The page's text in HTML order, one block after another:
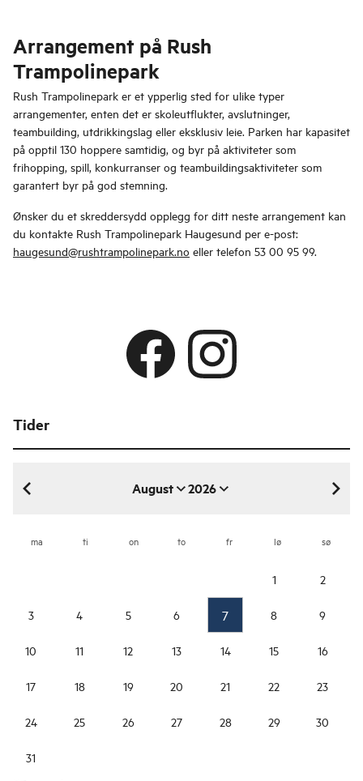
Arrangement på Rush
Trampolinepark
Rush Trampolinepark er et ypperlig sted for ulike typer
arrangementer, enten det er skoleutflukter, avslutninger,
teambuilding, utdrikkingslag eller eksklusiv leie. Parken har kapasitet
på opptil 130 hoppere samtidig, og byr på aktiviteter som
frihopping, spill, konkurranser og teambuildingsaktiviteter som
garantert byr på god stemning.
Ønsker du et skreddersydd opplegg for ditt neste arrangement kan
du kontakte Rush Trampolinepark Haugesund per e-post:
haugesund@rushtrampolinepark.no eller telefon 53 00 95 99.
Tider
August 2026
august 2026
ma ti on to fr lø sø
1 2
3 4 5 6 7 8 9
10 11 12 13 14 15 16
17 18 19 20 21 22 23
24 25 26 27 28 29 30
31